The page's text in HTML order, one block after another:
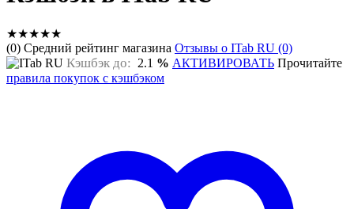
★★★★★
(0) Средний рейтинг магазина Отзывы о ITab RU (0)
Кэшбэк до: 2.1 % АКТИВИРОВАТЬ Прочитайте
правила покупок с кэшбэком